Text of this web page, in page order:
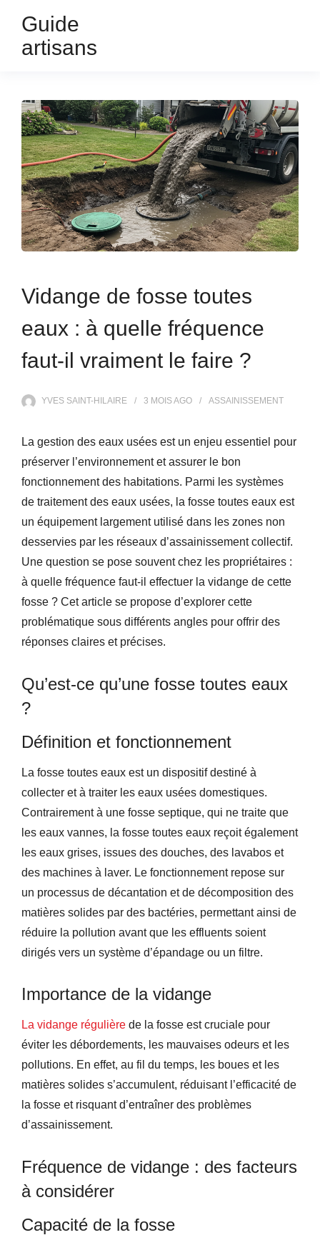
Guide
artisans
Vidange de fosse toutes
eaux : à quelle fréquence
faut-il vraiment le faire ?
YVES SAINT-HILAIRE 3 MOISAGO ASSAINISSEMENT
La gestion des eaux usées est un enjeu essentiel pour
préserver l’environnement et assurer le bon
fonctionnement des habitations. Parmi les systèmes
de traitement des eaux usées, la fosse toutes eaux est
un équipement largement utilisé dans les zones non
desservies par les réseaux d’assainissement collectif.
Une question se pose souvent chez les propriétaires :
à quelle fréquence faut-il effectuer la vidange de cette
fosse ? Cet article se propose d’explorer cette
problématique sous différents angles pour offrir des
réponses claires et précises.
Qu’est-ce qu’une fosse toutes eaux
?
Définition et fonctionnement
La fosse toutes eaux est un dispositif destiné à
collecter et à traiter les eaux usées domestiques.
Contrairement à une fosse septique, qui ne traite que
les eaux vannes, la fosse toutes eaux reçoit également
les eaux grises, issues des douches, des lavabos et
des machines à laver. Le fonctionnement repose sur
un processus de décantation et de décomposition des
matières solides par des bactéries, permettant ainsi de
réduire la pollution avant que les effluents soient
dirigés vers un système d’épandage ou un filtre.
Importance de la vidange
La vidange régulière de la fosse est cruciale pour
éviter les débordements, les mauvaises odeurs et les
pollutions. En effet, au fil du temps, les boues et les
matières solides s’accumulent, réduisant l’efficacité de
la fosse et risquant d’entraîner des problèmes
d’assainissement.
Fréquence de vidange : des facteurs
à considérer
Capacité de la fosse